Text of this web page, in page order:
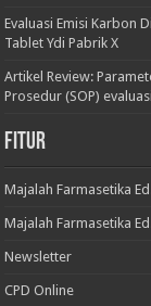
Evaluasi Emisi Karbon
Tablet Ydi Pabrik X
Artikel Review:
Prosedur (SOP)
Fitur
Majalah Farmasetika
Majalah Farmasetika
Newsletter
CPD Online